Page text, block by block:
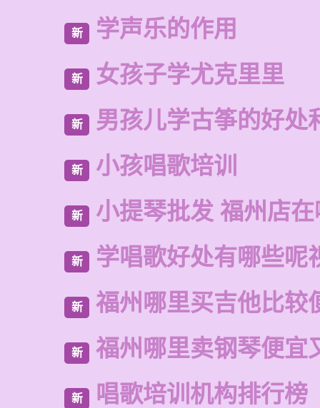
新 学声乐的作用
新 女孩子学尤克里里
新 男孩儿学古筝的好处
新 小孩唱歌培训
新 小提琴批发 福州店
新 学唱歌好处有哪些呢
新 福州哪里买吉他比较
新 福州哪里卖钢琴便宜
新 唱歌培训机构排行榜